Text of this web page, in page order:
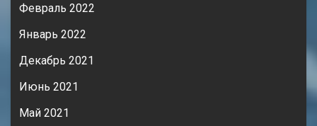
Февраль 2022
Январь 2022
Декабрь 2021
Июнь 2021
Май 2021